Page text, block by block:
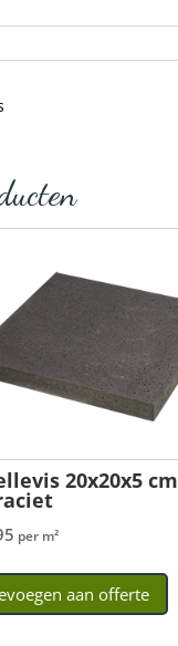
20x20x5 cm
per m²
aan offerte